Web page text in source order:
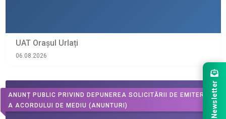
UAT Orașul Urlați
06.08.2026
ANUNȚ PUBLIC PRIVIND DEPUNEREA SOLICITĂRII DE EMITERE
A ACORDULUI DE MEDIU (ANUNTURI) Newsletter